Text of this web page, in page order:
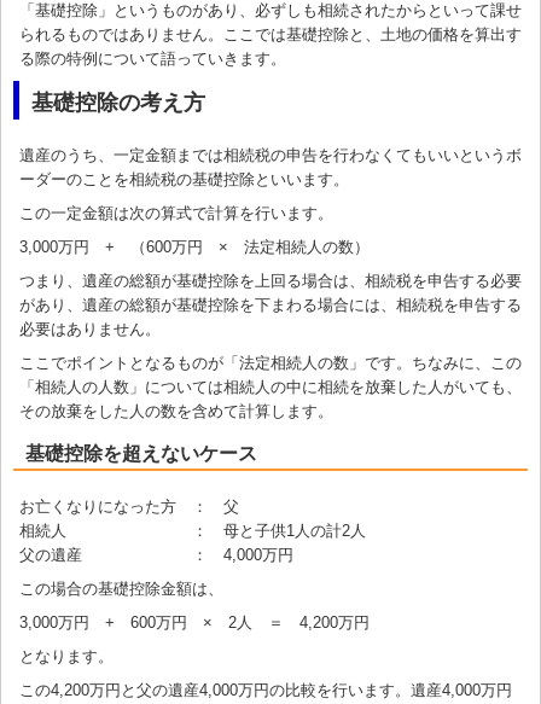
「基礎控除」というものがあり、必ずしも相続されたからといって課せ
られるものではありません。ここでは基礎控除と、土地の価格を算出す
る際の特例について語っていきます。
基礎控除の考え方
遺産のうち、一定金額までは相続税の申告を行わなくてもいいというボ
ーダーのことを相続税の基礎控除といいます。
この一定金額は次の算式で計算を行います。
3,000万円 + （600万円 × 法定相続人の数）
つまり、遺産の総額が基礎控除を上回る場合は、相続税を申告する必要
があり、遺産の総額が基礎控除を下まわる場合には、相続税を申告する
必要はありません。
ここでポイントとなるものが「法定相続人の数」です。ちなみに、この
「相続人の人数」については相続人の中に相続を放棄した人がいても、
その放棄をした人の数を含めて計算します。
基礎控除を超えないケース
お亡くなりになった方 ： 父
相続人 ： 母と子供1人の計2人
父の遺産 ： 4,000万円
この場合の基礎控除金額は、
3,000万円 + 600万円 × 2人 ＝ 4,200万円
となります。
この4,200万円と父の遺産4,000万円の比較を行います。遺産4,000万円